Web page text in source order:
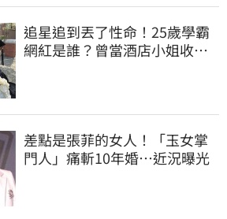
追星追到丟了性命！25歲學霸
網紅是誰？曾當酒店小姐收入
差點是張菲的女人！「玉女掌
門人」痛斬10年婚…近況曝光